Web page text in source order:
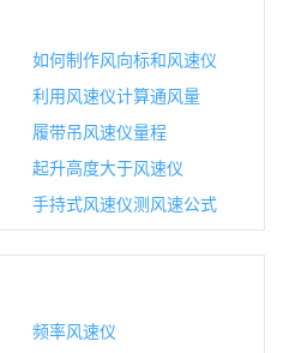
如何制作风向标和风速仪
利用风速仪计算通风量
履带吊风速仪量程
起升高度大于风速仪
手持式风速仪测风速公式
频率风速仪